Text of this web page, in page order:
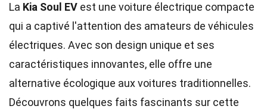
La Kia Soul EV est une voiture électrique compacte
qui a captivé l'attention des amateurs de véhicules
électriques. Avec son design unique et ses
caractéristiques innovantes, elle offre une
alternative écologique aux voitures traditionnelles.
Découvrons quelques faits fascinants sur cette